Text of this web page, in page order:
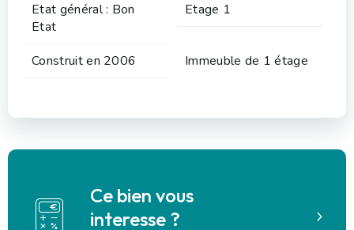
Etat général : Bon
Etat
Etage 1
Construit en 2006 Immeuble de 1 étage
Ce bien vous
interesse ?